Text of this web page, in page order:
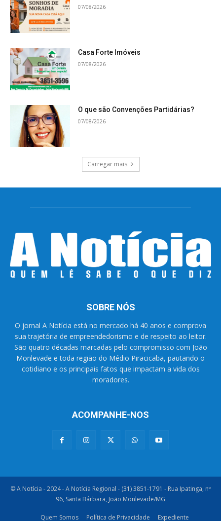
07/08/2026
Casa Forte Imóveis
07/08/2026
O que são Convenções Partidárias?
07/08/2026
Carregar mais
SOBRE NÓS
O jornal A Notícia está no mercado há 40 anos e comprova
sua trajetória de empreendedorismo e de respeito ao leitor.
São quatro décadas marcadas pelo compromisso com João
Monlevade e toda região do Médio Piracicaba, pautando o
cotidiano e os principais fatos que impactam a vida dos
moradores.
ACOMPANHE-NOS
© A Notícia - 2024 - A Notícia Regional - (31) 3851-1791 - Rua Ipatinga, nº
96, Santa Bárbara, João Monlevade/MG
Quem Somos Política de Privacidade Expediente